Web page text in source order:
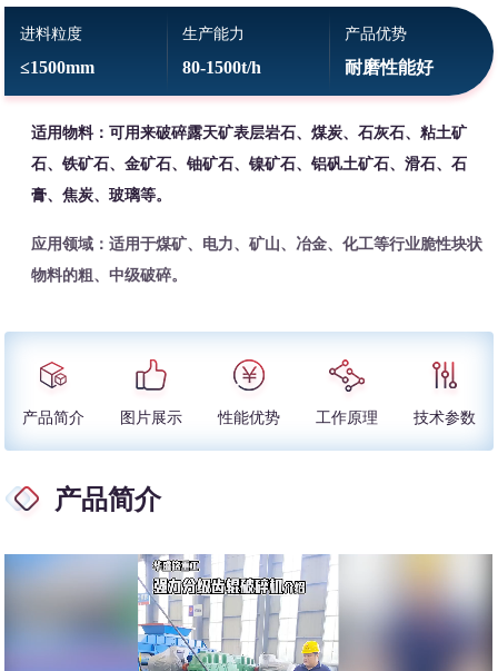
进料粒度
≤1500mm
生产能力
80-1500t/h
产品优势
耐磨性能好
适用物料：可用来破碎露天矿表层岩石、煤炭、石灰石、粘土矿
石、铁矿石、金矿石、铀矿石、镍矿石、铝矾土矿石、滑石、石
膏、焦炭、玻璃等。
应用领域：适用于煤矿、电力、矿山、冶金、化工等行业脆性块状
物料的粗、中级破碎。
产品简介 图片展示 性能优势 工作原理 技术参数
产品简介